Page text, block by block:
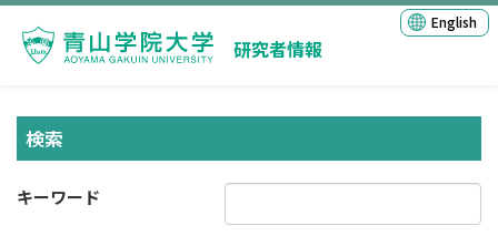
研究者情報
English
検索
キーワード